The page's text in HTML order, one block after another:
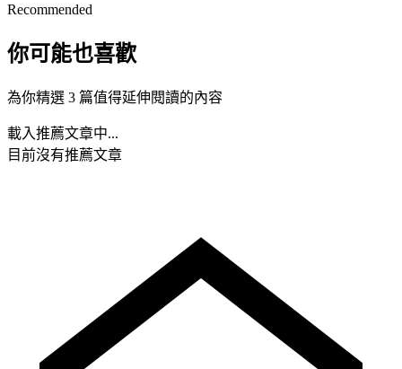
Recommended
你可能也喜歡
為你精選 3 篇值得延伸閱讀的內容
載入推薦文章中...
目前沒有推薦文章